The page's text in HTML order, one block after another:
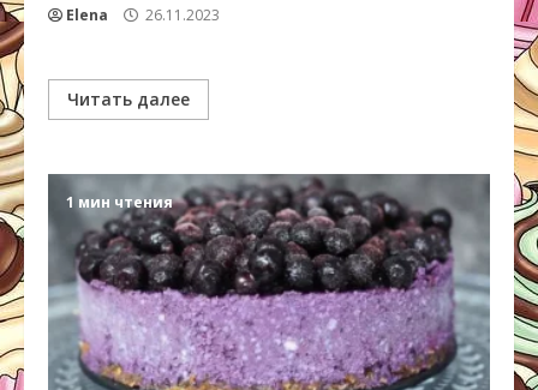
Elena 26.11.2023
Читать далее
1 мин чтения